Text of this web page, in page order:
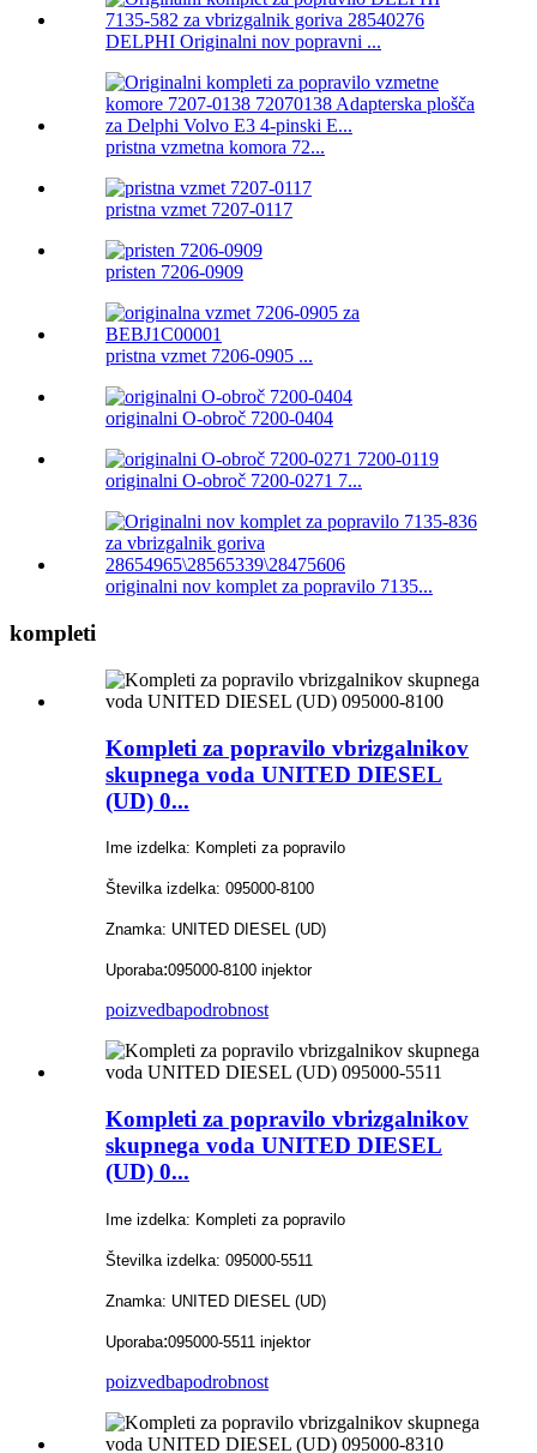
DELPHI Originalni nov popravni ...
pristna vzmetna komora 72...
pristna vzmet 7207-0117
pristen 7206-0909
pristna vzmet 7206-0905 ...
originalni O-obroč 7200-0404
originalni O-obroč 7200-0271 7...
originalni nov komplet za popravilo 7135...
kompleti
Kompleti za popravilo vbrizgalnikov
skupnega voda UNITED DIESEL
(UD) 0...
Ime izdelka: Kompleti za popravilo
Številka izdelka: 095000-8100
Znamka: UNITED DIESEL (UD)
Uporaba:095000-8100 injektor
poizvedbapodrobnost
Kompleti za popravilo vbrizgalnikov
skupnega voda UNITED DIESEL
(UD) 0...
Ime izdelka: Kompleti za popravilo
Številka izdelka: 095000-5511
Znamka: UNITED DIESEL (UD)
Uporaba:095000-5511 injektor
poizvedbapodrobnost